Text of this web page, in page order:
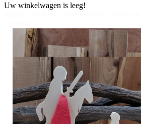
Uw winkelwagen is leeg!